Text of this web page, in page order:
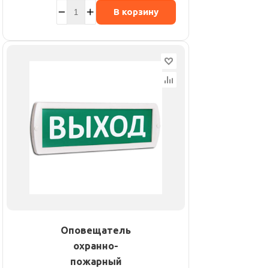
В корзину
Оповещатель
охранно-
пожарный